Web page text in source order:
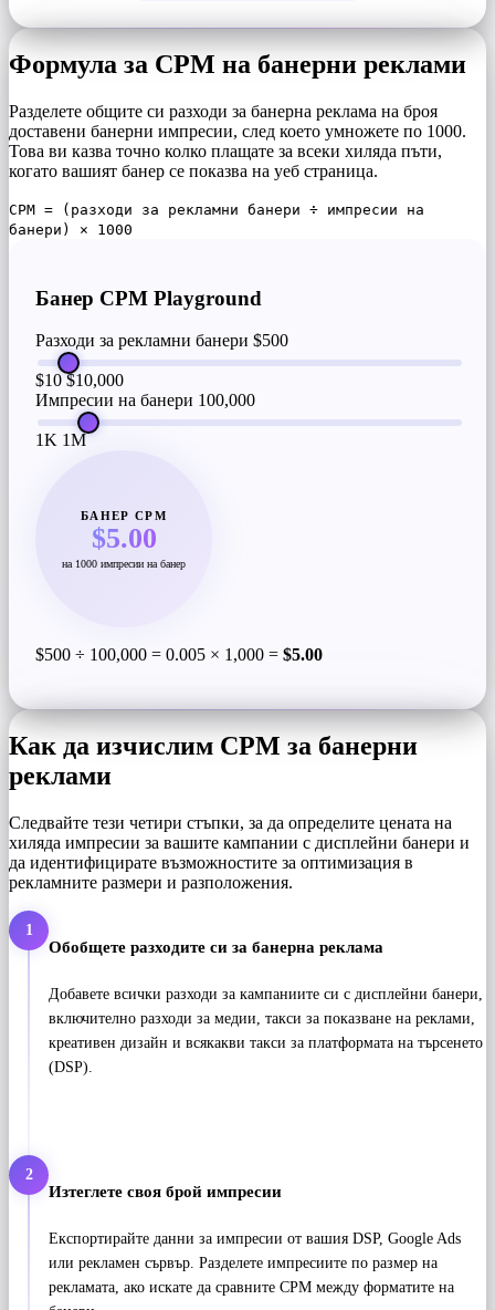
Формула за CPM на банерни реклами
Разделете общите си разходи за банерна реклама на броя
доставени банерни импресии, след което умножете по 1000.
Това ви казва точно колко плащате за всеки хиляда пъти,
когато вашият банер се показва на уеб страница.
CPM = (разходи за рекламни банери ÷ импресии на
банери) × 1000
Банер CPM Playground
Разходи за рекламни банери $500
$10 $10,000
Импресии на банери 100,000
1K 1M
БАНЕР CPM
$5.00
на 1000 импресии на банер
$500 ÷ 100,000 = 0.005 × 1,000 = $5.00
Как да изчислим CPM за банерни
реклами
Следвайте тези четири стъпки, за да определите цената на
хиляда импресии за вашите кампании с дисплейни банери и
да идентифицирате възможностите за оптимизация в
рекламните размери и разположения.
1
Обобщете разходите си за банерна реклама
Добавете всички разходи за кампаниите си с дисплейни банери,
включително разходи за медии, такси за показване на реклами,
креативен дизайн и всякакви такси за платформата на търсенето
(DSP).
2
Изтеглете своя брой импресии
Експортирайте данни за импресии от вашия DSP, Google Ads
или рекламен сървър. Разделете импресиите по размер на
рекламата, ако искате да сравните CPM между форматите на